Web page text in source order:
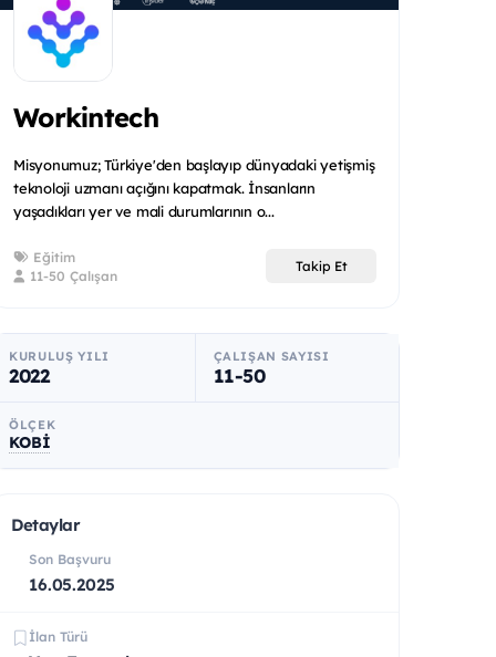
Workintech
Misyonumuz; Türkiye'den başlayıp dünyadaki yetişmiş
teknoloji uzmanı açığını kapatmak. İnsanların
yaşadıkları yer ve mali durumlarının o...
Eğitim
11-50 Çalışan
Takip Et
KURULUŞ YILI
2022
ÇALIŞAN SAYISI
11-50
ÖLÇEK
KOBİ
Detaylar
Son Başvuru
16.05.2025
İlan Türü